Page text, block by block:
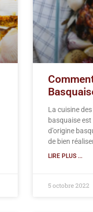
La cuisine
basquaise
d’origine
de bien
LIRE PLUS ...
5 octobre 2022